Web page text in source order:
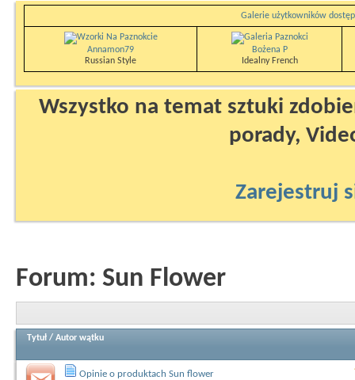
Galerie użytkowników
Annamon79
Russian Style
Bożena P
Idealny French
Wszystko na temat sztuki
porady,
Zarejestruj
Forum: Sun Flower
Tytuł / Autor wątku
Opinie o produktach Sun flower